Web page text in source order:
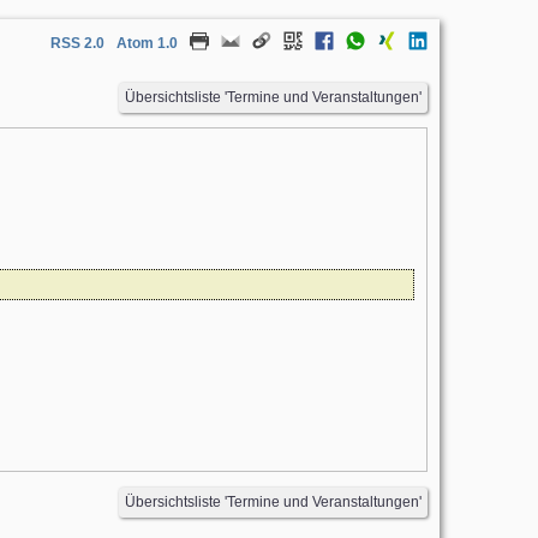
RSS 2.0 Atom 1.0
Übersichtsliste 'Termine und Veranstaltungen'
Übersichtsliste 'Termine und Veranstaltungen'